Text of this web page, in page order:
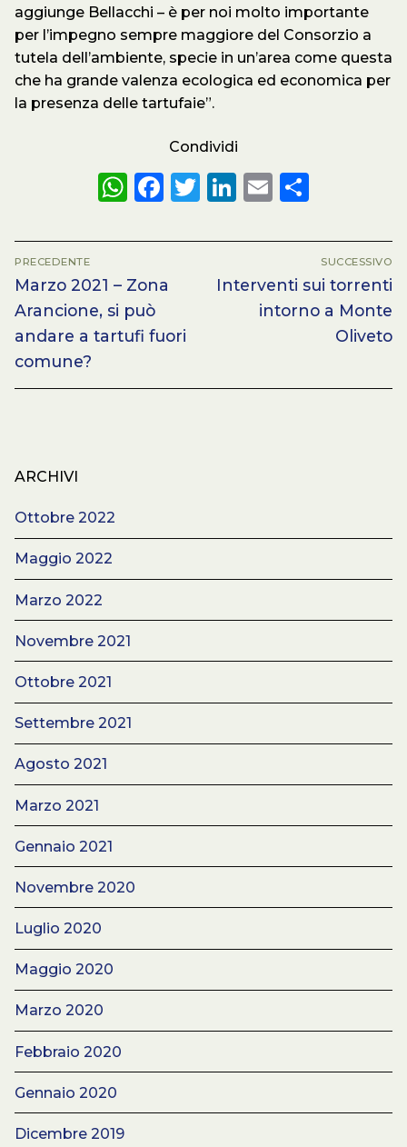
aggiunge Bellacchi – è per noi molto importante
per l’impegno sempre maggiore del Consorzio a
tutela dell’ambiente, specie in un’area come questa
che ha grande valenza ecologica ed economica per
la presenza delle tartufaie”.
Condividi
WhatsApp
Facebook
Twitter
LinkedIn
Email
NAVIGAZIONE
ARTICOLI
PRECEDENTE
Articolo
precedente:
Marzo 2021 – Zona
Arancione, si può
andare a tartufi fuori
comune?
SUCCESSIVO
Articolo
successivo:
Interventi sui torrenti
intorno a Monte
Oliveto
ARCHIVI
Ottobre 2022
Maggio 2022
Marzo 2022
Novembre 2021
Ottobre 2021
Settembre 2021
Agosto 2021
Marzo 2021
Gennaio 2021
Novembre 2020
Luglio 2020
Maggio 2020
Marzo 2020
Febbraio 2020
Gennaio 2020
Dicembre 2019